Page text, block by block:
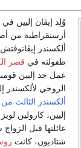
وُلِد إيڤان إليين في
أرستقراطية من
ألكسندر
طفولته في قصر
عمل جد إليين
الروحي لألكسندر
ألكسندر الثالث
إليين، كارولين
عائلتها قبل
شتاديون، كانت